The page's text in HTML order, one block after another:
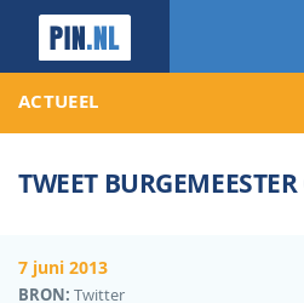
ACTUEEL
TWEET
7 juni 2013
BRON: Twitter